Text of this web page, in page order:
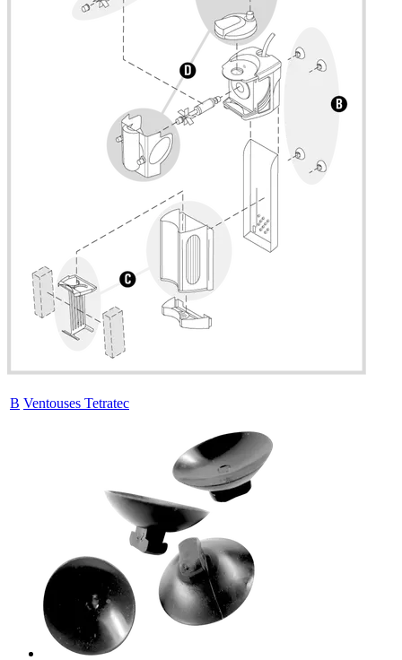
B Ventouses Tetratec